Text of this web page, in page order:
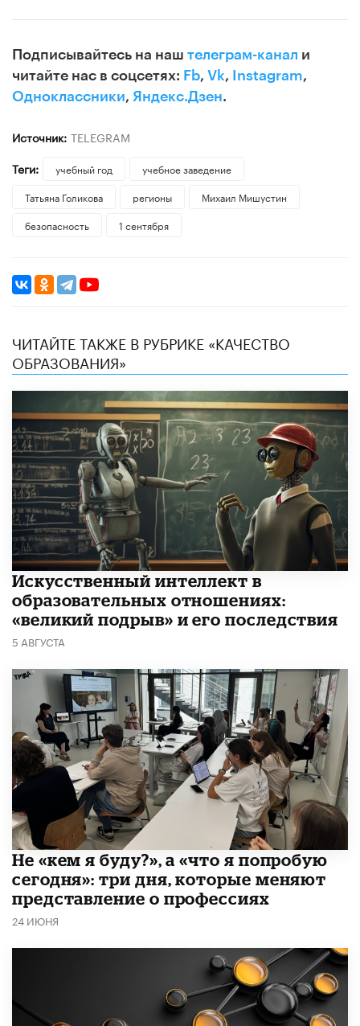
Подписывайтесь на наш телеграм-канал и
читайте нас в соцсетях: Fb, Vk, Instagram,
Одноклассники, Яндекс.Дзен.
Источник: TELEGRAM
Теги:
учебный год
учебное заведение
​Татьяна Голикова
регионы
Михаил Мишустин
безопасность
1 сентября
ЧИТАЙТЕ ТАКЖЕ В РУБРИКЕ «КАЧЕСТВО
ОБРАЗОВАНИЯ»
​Искусственный интеллект в
образовательных отношениях:
«великий подрыв» и его последствия
5 АВГУСТА
Не «кем я буду?», а «что я попробую
сегодня»: три дня, которые меняют
представление о профессиях
24 ИЮНЯ